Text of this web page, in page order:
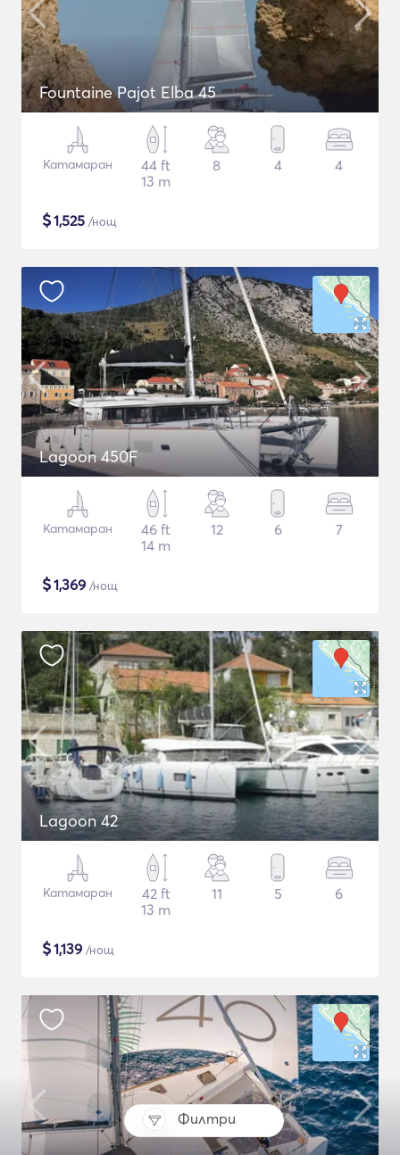
Филтри
Fountaine Pajot Elba 45
Катамаран
44 ft
13 m
8 4 4
$1,525 /нощ
Lagoon 450F
Катамаран
46 ft
14 m
12 6 7
$1,369 /нощ
Lagoon 42
Катамаран
42 ft
13 m
11 5 6
$1,139 /нощ